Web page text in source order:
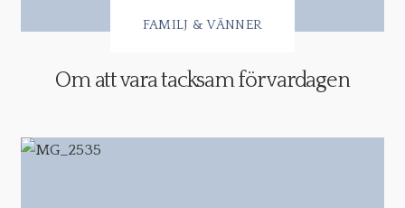
FAMILJ & VÄNNER
Om att vara tacksam för vardagen